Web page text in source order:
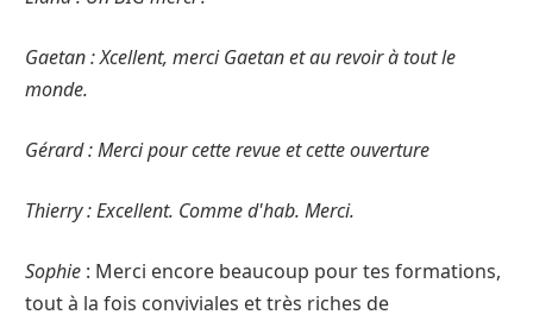
Gaetan : Xcellent, merci Gaetan et au revoir à tout le
monde.
Gérard : Merci pour cette revue et cette ouverture
Thierry : Excellent. Comme d'hab. Merci.
Sophie : Merci encore beaucoup pour tes formations,
tout à la fois conviviales et très riches de